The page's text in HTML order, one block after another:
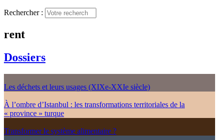
Rechercher :
rent
Dossiers
Les déchets et leurs usages (XIXe-XXIe siècle)
À l’ombre d’Istanbul : les transformations territoriales de la
« province » turque
Transformer le système alimentaire ?